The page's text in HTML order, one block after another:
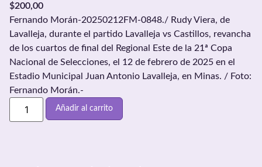
$200,00
Fernando Morán-20250212FM-0848./ Rudy Viera, de
Lavalleja, durante el partido Lavalleja vs Castillos, revancha
de los cuartos de final del Regional Este de la 21ª Copa
Nacional de Selecciones, el 12 de febrero de 2025 en el
Estadio Municipal Juan Antonio Lavalleja, en Minas. / Foto:
Fernando Morán.-
Añadir al carrito